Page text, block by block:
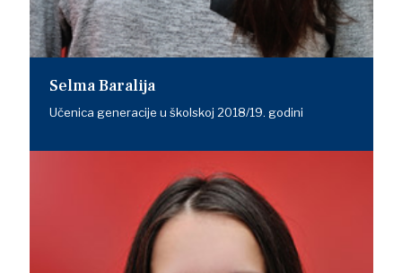
Selma Baralija
Učenica generacije u školskoj 2018/19. godini